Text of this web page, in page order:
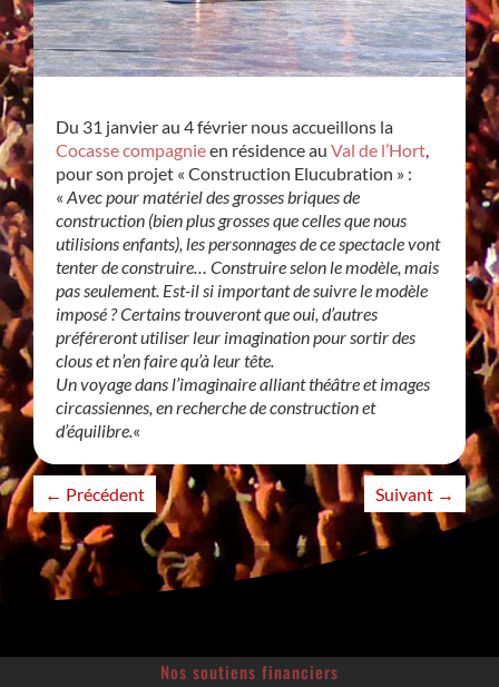
Du 31 janvier au 4 février nous accueillons la
Cocasse compagnieen résidence au Val de l’Hort,
pour son projet « Construction Elucubration » :
« Avec pour matériel des grosses briques de
construction (bien plus grosses que celles que nous
utilisions enfants), les personnages de ce spectacle vont
tenter de construire… Construire selon le modèle, mais
pas seulement. Est-il si important de suivre le modèle
imposé ? Certains trouveront que oui, d’autres
préféreront utiliser leur imagination pour sortir des
clous et n’en faire qu’à leur tête.
Un voyage dans l’imaginaire alliant théâtre et images
circassiennes, en recherche de construction et
d’équilibre.«
← Précédent Suivant →
Nos soutiens financiers